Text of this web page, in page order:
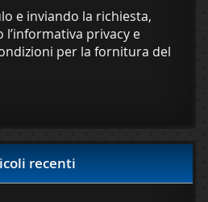
e inviando la richiesta,
privacy e
per la fornitura del
recenti